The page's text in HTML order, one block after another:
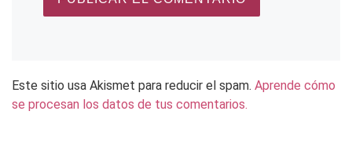
Este sitio usa Akismet para reducir el spam. Aprende cómo
se procesan los datos de tus comentarios.